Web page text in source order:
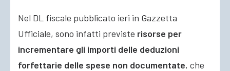
Nel DL fiscale pubblicato ieri in Gazzetta
Ufficiale, sono infatti previste risorse per
incrementare gli importi delle deduzioni
forfettarie delle spese non documentate, che